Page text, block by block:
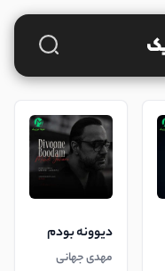
دیوونه بودم
مهدی جهانی